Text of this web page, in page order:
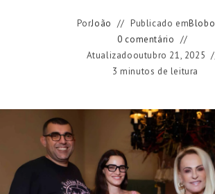
PorJoão Publicado emBlobo
0 comentário
Atualizadooutubro 21, 2025
3 minutos de leitura